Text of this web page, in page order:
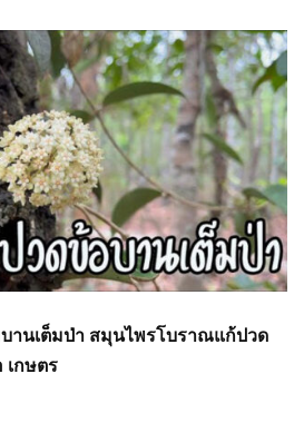
นเต็มป่า สมุนไพรโบราณแก้ปวด
เกษตร